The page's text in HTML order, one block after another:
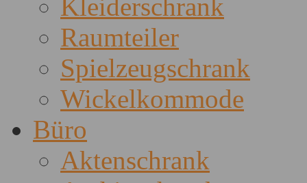
Kleiderschrank
Raumteiler
Spielzeugschrank
Wickelkommode
Büro
Aktenschrank